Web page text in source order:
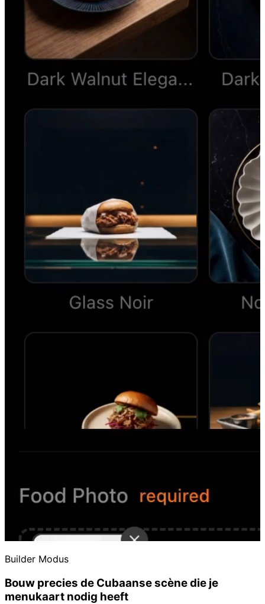
Builder Modus
Bouw precies de Cubaanse scène die je
menukaart nodig heeft